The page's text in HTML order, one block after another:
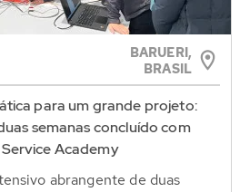
BARUERI,
BRASIL
para um grande projeto:
semanas concluído com
Academy
abrangente de duas